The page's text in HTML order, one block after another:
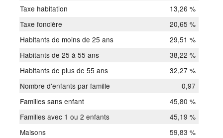
Taxe habitation
13,26 %
Taxe foncière
20,65 %
Habitants de moins de 25 ans
29,51 %
Habitants de 25 à 55 ans
38,22 %
Habitants de plus de 55 ans
32,27 %
Nombre d'enfants par famille
0,97
Familles sans enfant
45,80 %
Familles avec 1 ou 2 enfants
45,19 %
Maisons
59,83 %